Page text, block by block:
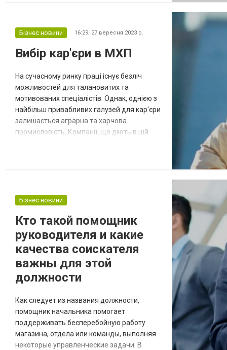
международные компании открывают
QA инженеров. Основные причины роста
Бізнес новини 16:29, 27 вересня 2023 р.
Вибір кар'єри в МХП
На сучасному ринку праці існує безліч
можливостей для талановитих та
мотивованих спеціалістів. Однак, однією з
найбільш привабливих галузей для кар'єри
залишається аграрна та харчова
промисловість. Компанії, що діють в цій
статті, чому вибір вакансії МХП може бути...
Бізнес новини
Кто такой помощник
руководителя и какие
качества соискателя
важны для этой
должности
Как следует из названия должности,
помощник начальника помогает
поддерживать бесперебойную работу
магазина, отдела или команды, выполняя
некоторые управленческие задачи. В